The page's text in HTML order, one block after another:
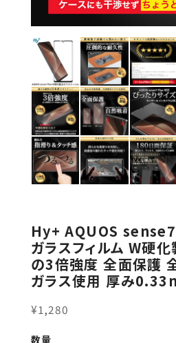
Hy+ AQUOS
ガラスフィルム W硬
の3倍強度 全面保護
ガラス使用 厚み
¥1,280
数量